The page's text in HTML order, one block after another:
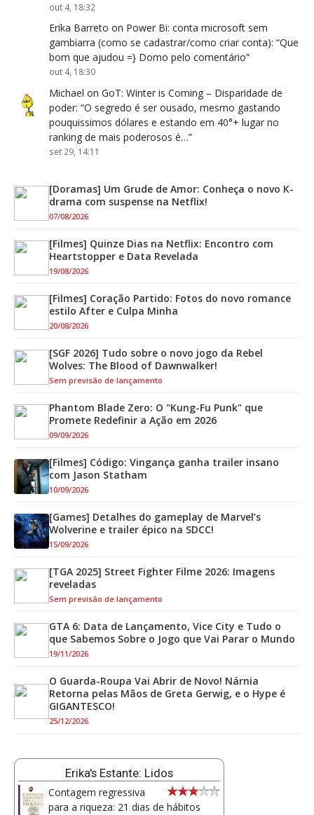
out 4, 18:32
Erika Barreto on Power Bi: conta microsoft sem
gambiarra (como se cadastrar/como criar conta): “Que
bom que ajudou =} Domo pelo comentário”
out 4, 18:30
Michael on GoT: Winter is Coming – Disparidade de
poder: “O segredo é ser ousado, mesmo gastando
pouquissimos dólares e estando em 40°+ lugar no
ranking de mais poderosos é…”
set 29, 14:11
[Doramas] Um Grude de Amor: Conheça o novo K-
drama com suspense na Netflix!
07/08/2026
[Filmes] Quinze Dias na Netflix: Encontro com
Heartstopper e Data Revelada
19/08/2026
[Filmes] Coração Partido: Fotos do novo romance
estilo After e Culpa Minha
20/08/2026
[SGF 2026] Tudo sobre o novo jogo da Rebel
Wolves: The Blood of Dawnwalker!
Sem previsão de lançamento
Phantom Blade Zero: O "Kung-Fu Punk" que
Promete Redefinir a Ação em 2026
09/09/2026
[Filmes] Código: Vingança ganha trailer insano
com Jason Statham
10/09/2026
[Games] Detalhes do gameplay de Marvel’s
Wolverine e trailer épico na SDCC!
15/09/2026
[TGA 2025] Street Fighter Filme 2026: Imagens
reveladas
Sem previsão de lançamento
GTA 6: Data de Lançamento, Vice City e Tudo o
que Sabemos Sobre o Jogo que Vai Parar o Mundo
19/11/2026
O Guarda-Roupa Vai Abrir de Novo! Nárnia
Retorna pelas Mãos de Greta Gerwig, e o Hype é
GIGANTESCO!
25/12/2026
Erika's Estante: Lidos
Contagem regressiva
para a riqueza: 21 dias de hábitos